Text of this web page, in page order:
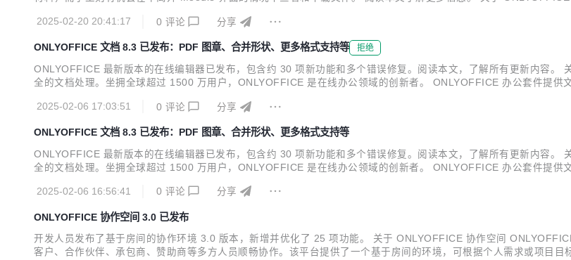
2025-02-20 20:41:17
0 评论 分享
ONLYOFFICE 文档 8.3 已发布：PDF 图章、合并形状、更多格式支持等 拒绝
ONLYOFFICE 最新版本的在线编辑器已发布，包含约 30 项新功能和多个错误修复。阅读本文，了解所有更新内容
全的文档处理。坐拥全球超过 1500 万用户，ONLYOFFICE 是在线办公领域的创新者。 ONLYOFFICE 办公套件提
能。...
2025-02-06 17:03:51 0 评论 分享
ONLYOFFICE 文档 8.3 已发布：PDF 图章、合并形状、更多格式支持等
ONLYOFFICE 最新版本的在线编辑器已发布，包含约 30 项新功能和多个错误修复。阅读本文，了解所有更新内容
全的文档处理。坐拥全球超过 1500 万用户，ONLYOFFICE 是在线办公领域的创新者。 ONLYOFFICE 办公套件提供
能。...
2025-02-06 16:56:41 0 评论 分享
ONLYOFFICE 协作空间 3.0 已发布
开发人员发布了基于房间的协作环境 3.0 版本，新增并优化了 25 项功能。 关于 ONLYOFFICE 协作空间
客户、合作伙伴、承包商、赞助商等多方人员顺畅协作。该平台提供了一个基于房间的环境，可根据个人需求或项目